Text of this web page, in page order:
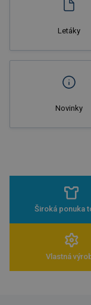
Letáky
Novinky
Široká ponuka
Vlastná